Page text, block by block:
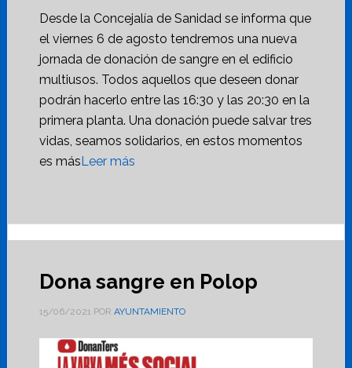
Desde la Concejalía de Sanidad se informa que
el viernes 6 de agosto tendremos una nueva
jornada de donación de sangre en el edificio
multiusos. Todos aquellos que deseen donar
podrán hacerlo entre las 16:30 y las 20:30 en la
primera planta. Una donación puede salvar tres
vidas, seamos solidarios, en estos momentos
es másLeer más
Dona sangre en Polop
15/06/2021 POR AYUNTAMIENTO